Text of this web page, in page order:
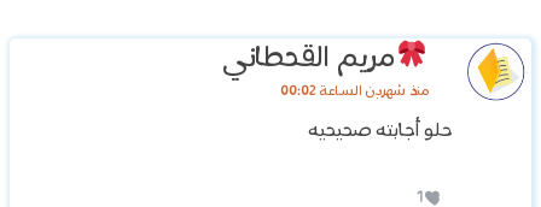
مريم القحطاني
منذ شهرين الساعة 00:02
حلو أجابته صحيحيه
1